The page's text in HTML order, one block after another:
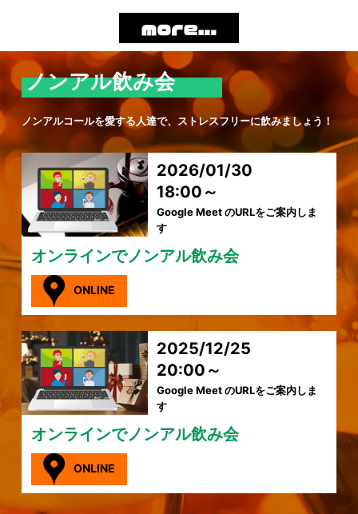
ノンアル飲み会
ノンアルコールを愛する人達で、ストレスフリーに飲みましょう！
2026/01/30
18:00～
Google Meet のURLをご案内しま
す
オンラインでノンアル飲み会
ONLINE
2025/12/25
20:00～
Google Meet のURLをご案内しま
す
オンラインでノンアル飲み会
ONLINE